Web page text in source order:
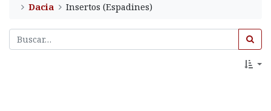
Dacia
Insertos (Espadines)